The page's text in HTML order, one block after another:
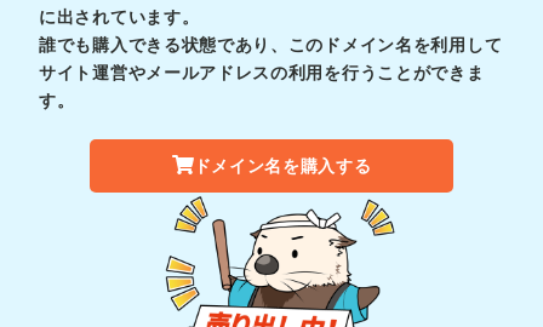
に出されています。
誰でも購入できる状態であり、このドメイン名を利用して
サイト運営やメールアドレスの利用を行うことができま
す。
ドメイン名を購入する